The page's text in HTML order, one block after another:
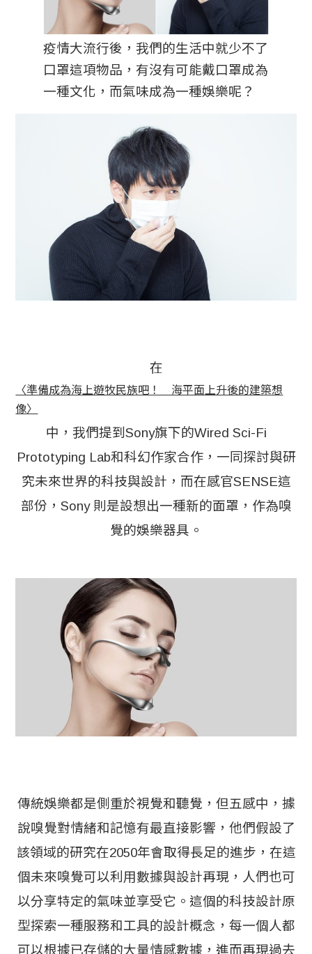
疫情大流行後，我們的生活中就少不了
口罩這項物品，有沒有可能戴口罩成為
一種文化，而氣味成為一種娛樂呢？
在
〈準備成為海上遊牧民族吧！　海平面上升後的建築想
像〉
中，我們提到Sony旗下的Wired Sci-Fi
Prototyping Lab和科幻作家合作，一同探討與研
究未來世界的科技與設計，而在感官SENSE這
部份，Sony 則是設想出一種新的面罩，作為嗅
覺的娛樂器具。
傳統娛樂都是側重於視覺和聽覺，但五感中，據
說嗅覺對情緒和記憶有最直接影響，他們假設了
該領域的研究在2050年會取得長足的進步，在這
個未來嗅覺可以利用數據與設計再現，人們也可
以分享特定的氣味並享受它。這個的科技設計原
型探索一種服務和工具的設計概念，每一個人都
可以根據已存儲的大量情感數據，進而再現過去